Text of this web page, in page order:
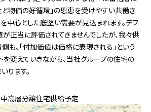
と物価の好循環」の恩恵を受けやすい共働き
を中心とした底堅い需要が見込まれます。デフ
正当に評価されてきませんでしたが、我々供
も、「付加価値は価格に表現される」という
を変えていきながら、当社グループの住宅の
ります。
中高層分譲住宅供給予定